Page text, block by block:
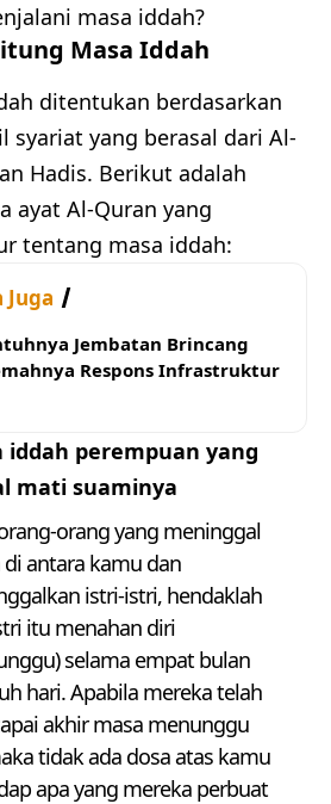
masa iddah?
Masa Iddah
ditentukan berdasarkan
syariat yang berasal dari Al-
Hadis. Berikut adalah
ayat Al-Quran yang
tentang masa iddah:
Juga
Jembatan Brincang
Respons Infrastruktur
iddah perempuan yang
mati suaminya
orang yang meninggal
antara kamu dan
istri-istri, hendaklah
itu menahan diri
selama empat bulan
hari. Apabila mereka telah
akhir masa menunggu
tidak ada dosa atas kamu
apa yang mereka perbuat